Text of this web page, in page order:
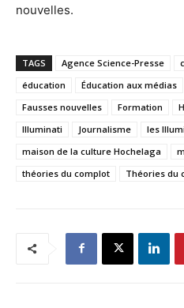
nouvelles.
TAGS Agence Science-Presse
éducation
Éducation aux médias
Fausses nouvelles
Formation
Illuminati
Journalisme
les
maison de la culture Hochelaga
théories du complot
Théories du